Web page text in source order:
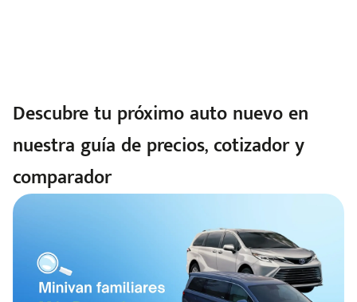
Descubre tu próximo auto nuevo en
nuestra guía de precios, cotizador y
comparador